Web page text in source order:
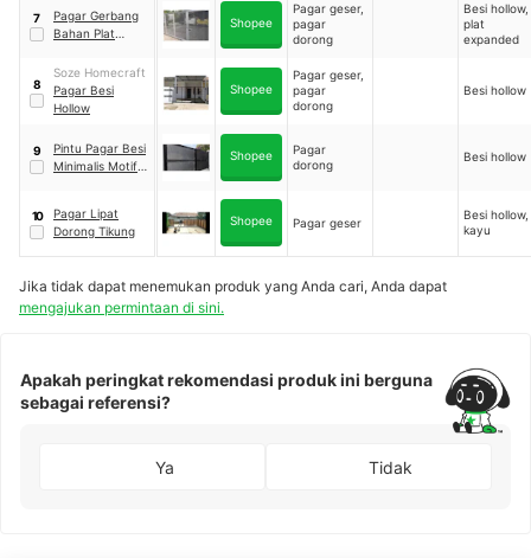
7
Pagar Gerbang
Bahan Plat
Shopee
Pagar geser,
pagar
dorong
Besi hollow,
plat
expanded
8
Soze Homecraft
Pagar Besi
Hollow
Shopee
Pagar geser,
pagar
dorong
Besi hollow
9
Pintu Pagar Besi
Minimalis Motif
Shopee
Pagar
dorong
Besi hollow
10
Pagar Lipat
Dorong Tikung
Shopee Pagar geser
Besi hollow,
kayu
Jika tidak dapat menemukan produk yang Anda cari, Anda dapat
mengajukan permintaan di sini.
Apakah peringkat rekomendasi produk ini berguna
sebagai referensi?
Ya Tidak